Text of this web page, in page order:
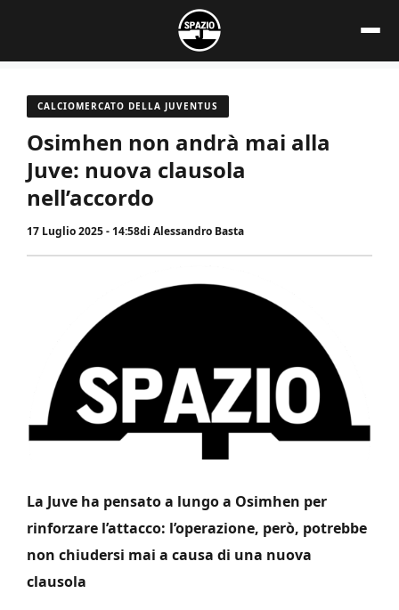
contenuto
CALCIOMERCATO DELLA JUVENTUS
Osimhen non andrà mai alla
Juve: nuova clausola
nell’accordo
17 Luglio 2025 - 14:58di Alessandro Basta
La Juve ha pensato a lungo a Osimhen per
rinforzare l’attacco: l’operazione, però, potrebbe
non chiudersi mai a causa di una nuova
clausola